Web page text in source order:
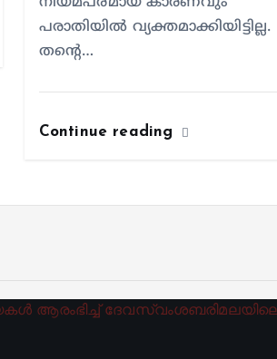
പരാതിയില്‍ വ്യക്തമാക്കിയിട്ടില്ല.
തന്റെ…
Continue reading